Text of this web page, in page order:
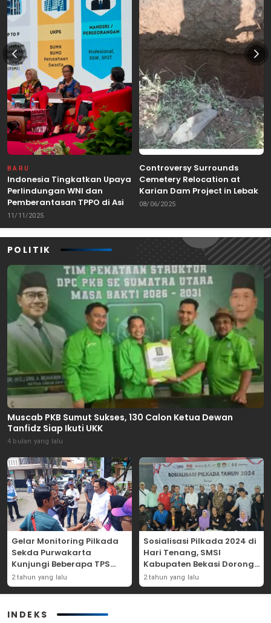
BARU
Indonesia Tingkatkan Upaya
Perlindungan WNI dan
Pemberantasan TPPO di Asia
Tenggara
11/11/2025
Controversy Surrounds
Cemetery Relocation at
Karian Dam Project in Lebak,
Banten
08/06/2025
POLITIK
Muscab PKB Sumut Sukses, 130 Calon Ketua Dewan
Tanfidz Siap Ikuti UKK
4 bulan yang lalu
Gelar Monitoring Pilkada
Sekda Purwakarta
Kunjungi Beberapa TPS
Yang Ada Di Purwakarta
2 tahun yang lalu
Sosialisasi Pilkada 2024 di
Hari Tenang, SMSI
Kabupaten Bekasi Dorong
Angka Partisipasi
Masyarakat
2 tahun yang lalu
INDEKS